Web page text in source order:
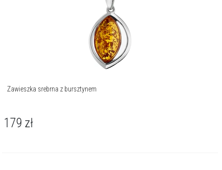
Zawieszka srebrna z bursztynem
179 zł